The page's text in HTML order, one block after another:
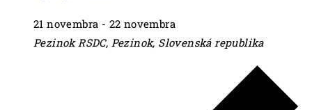
21 novembra - 22 novembra
PezinokRSDC, Pezinok, Slovenská republika